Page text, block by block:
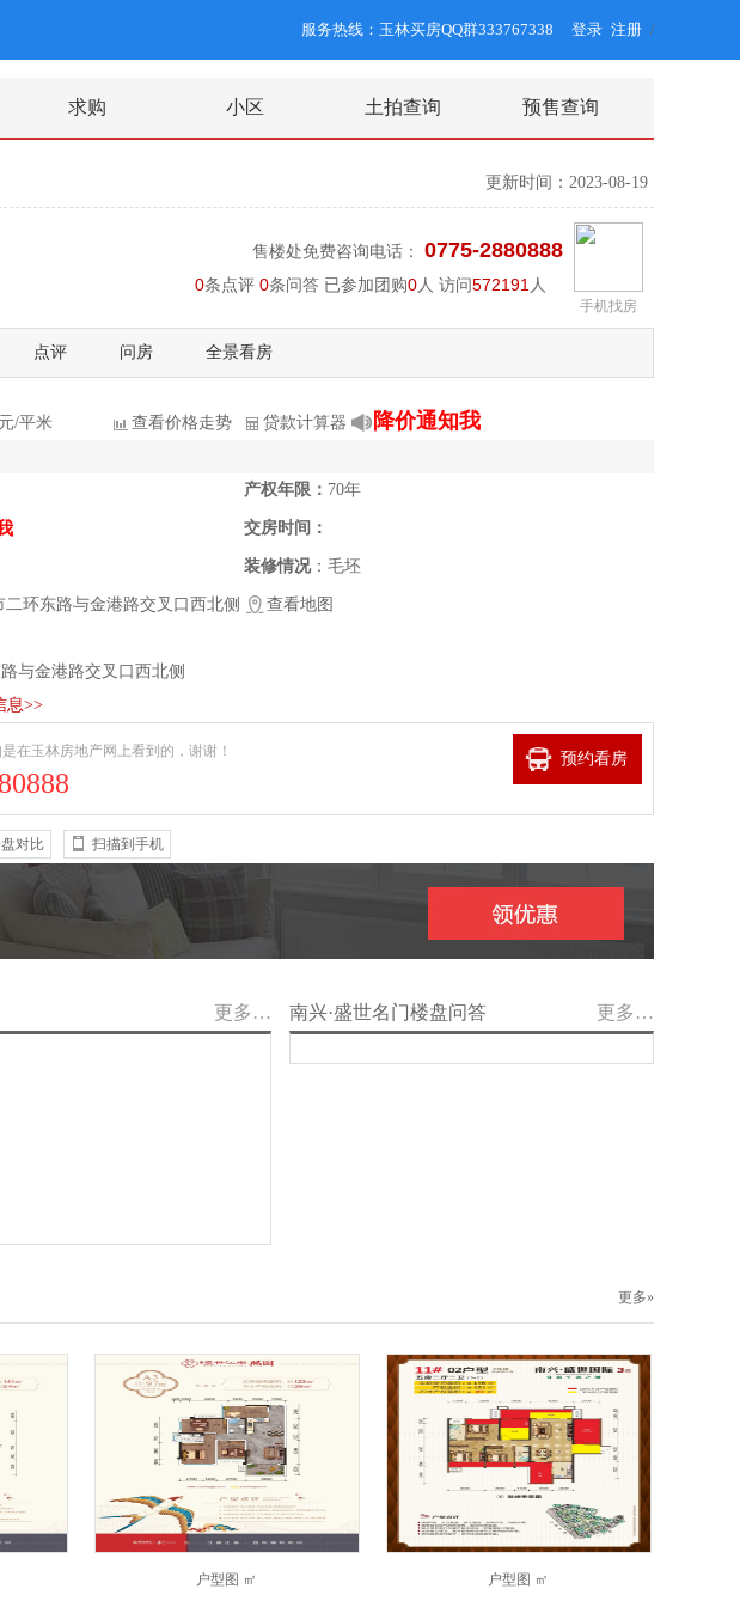
服务热线：玉林买房QQ群333767338 登录 /
注册
求购 小区 土拍查询 预售查询
更新时间：2023-08-19
手机找房
售楼处免费咨询电话： 0775-2880888
0条点评 0条问答 已参加团购0人 访问572191 人
点评 问房 全景看房
元/平米 查看价格走势 贷款计算器 降价通知我
产权年限： 70年
交房时间：
装修情况：毛坯
二环东路与金港路交叉口西北侧
查看地图
与金港路交叉口西北侧
息>>
在玉林房地产网上看到的，谢谢！ 预约看房
对比 扫描到手机
更多… 更多…
南兴·盛世名门楼盘问答
更多»
户型图 ㎡ 户型图 ㎡